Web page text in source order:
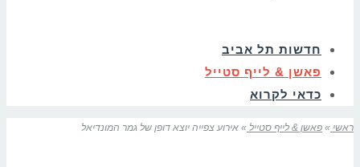
חדשות תל אביב
פאשן & לייף סטייל
כדאי לקרוא
ראשי » פאשן & לייף סטייל » אירוע צפייה יוצא דופן של גמר המונדיאל